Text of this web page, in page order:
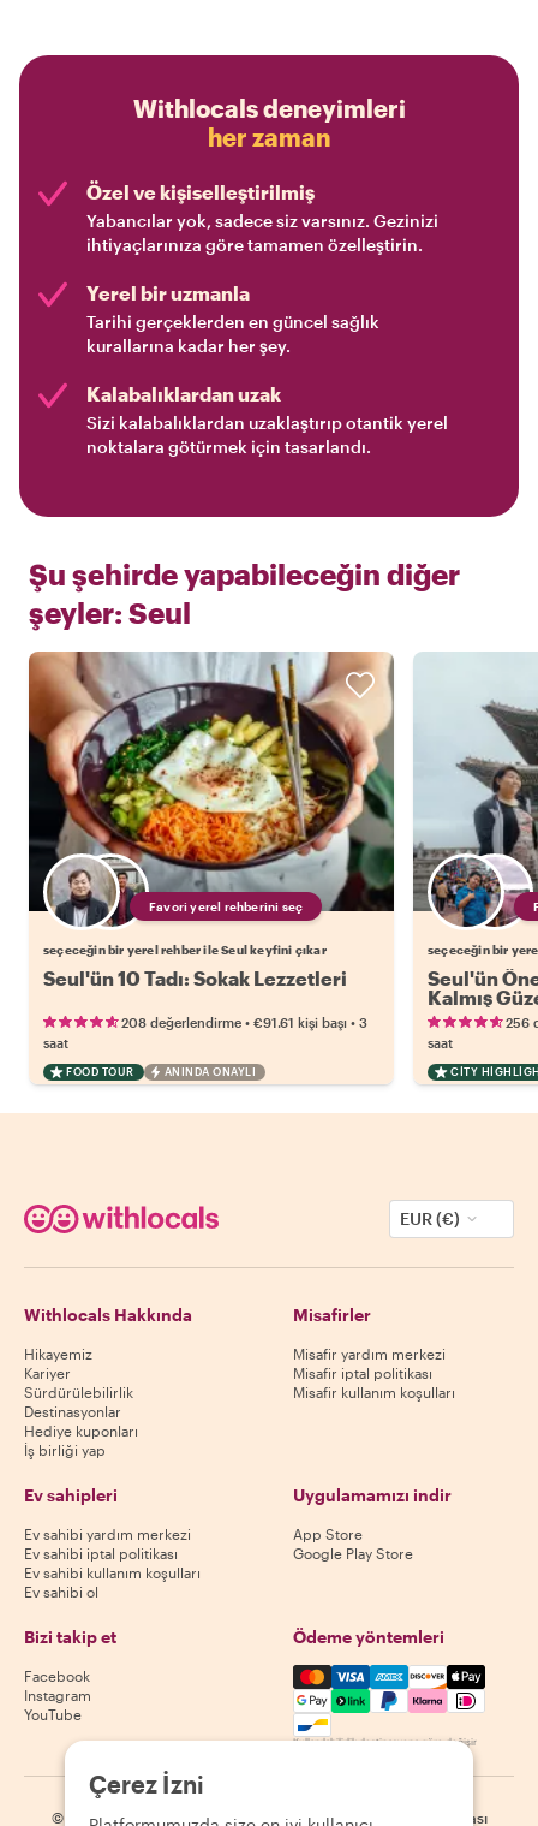
Withlocals deneyimleri
her zaman
Özel ve kişiselleştirilmiş
Yabancılar yok, sadece siz varsınız. Gezinizi
ihtiyaçlarınıza göre tamamen özelleştirin.
Yerel bir uzmanla
Tarihi gerçeklerden en güncel sağlık
kurallarına kadar her şey.
Kalabalıklardan uzak
Sizi kalabalıklardan uzaklaştırıp otantik yerel
noktalara götürmek için tasarlandı.
Şu şehirde yapabileceğin diğer
şeyler: Seul
Favori yerel rehberini seç
seçeceğin bir yerel rehber ile Seul keyfini çıkar
Seul'ün 10 Tadı: Sokak Lezzetleri
208 değerlendirme • €91.61 kişi başı • 3
saat
FOOD TOUR ANINDA ONAYLI
seçeceğin bir
Seul'ün
Kalmış
256
saat
CITY
EUR (€)
Withlocals Hakkında
Hikayemiz
Kariyer
Sürdürülebilirlik
Destinasyonlar
Hediye kuponları
İş birliği yap
Misafirler
Misafir yardım merkezi
Misafir iptal politikası
Misafir kullanım koşulları
Ev sahipleri
Ev sahibi yardım merkezi
Ev sahibi iptal politikası
Ev sahibi kullanım koşulları
Ev sahibi ol
Uygulamamızı indir
App Store
Google Play Store
Bizi takip et
Facebook
Instagram
YouTube
Ödeme yöntemleri
Mastercard, Visa, Amex,
Kullanılabilirlik destinasyona göre değişir
© 2026 Withlocals.com Gizlilik Politikası | Site haritası
Çerez İzni